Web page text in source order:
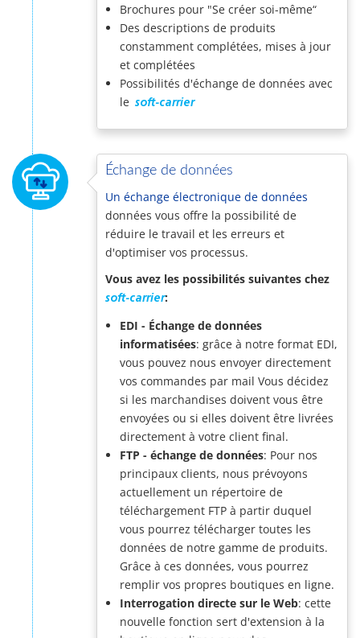
Brochures pour "Se créer soi-même“
Des descriptions de produits
constamment complétées, mises à jour
et complétées
Possibilités d'échange de données avec
le soft-carrier
Échange de données
Un échange électronique de données
données vous offre la possibilité de
réduire le travail et les erreurs et
d'optimiser vos processus.
Vous avez les possibilités suivantes chez
soft-carrier:
EDI - Échange de données
informatisées: grâce à notre format EDI,
vous pouvez nous envoyer directement
vos commandes par mail Vous décidez
si les marchandises doivent vous être
envoyées ou si elles doivent être livrées
directement à votre client final.
FTP - échange de données: Pour nos
principaux clients, nous prévoyons
actuellement un répertoire de
téléchargement FTP à partir duquel
vous pourrez télécharger toutes les
données de notre gamme de produits.
Grâce à ces données, vous pourrez
remplir vos propres boutiques en ligne.
Interrogation directe sur le Web: cette
nouvelle fonction sert d'extension à la